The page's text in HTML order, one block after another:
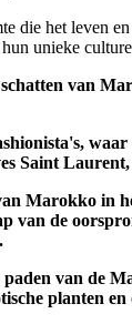
die het leven
unieke
schatten van
Saint
Marokko in
van de
paden van de
planten